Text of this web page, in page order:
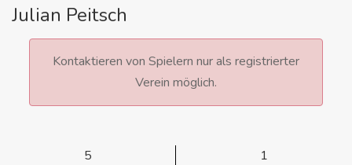
Julian Peitsch
Kontaktieren von Spielern nur als registrierter
Verein möglich.
5
1